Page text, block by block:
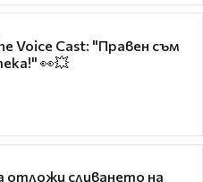
Voice Cast: "Правен съм
👀💥
отложи сливането на